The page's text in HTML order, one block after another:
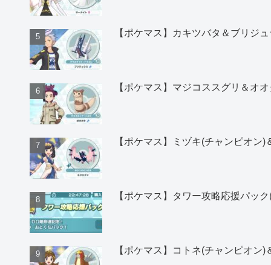
【ポケマス】カキツバタ＆ブリジ
【ポケマス】マジコススグリ＆オ
【ポケマス】ミヅキ(チャンピオ
【ポケマス】タワー攻略応援パッ
【ポケマス】コトネ(チャンピオ